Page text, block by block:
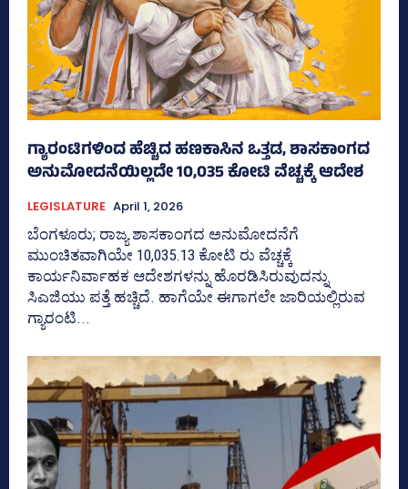
ಗ್ಯಾರಂಟಿಗಳಿಂದ ಹೆಚ್ಚಿದ ಹಣಕಾಸಿನ ಒತ್ತಡ, ಶಾಸಕಾಂಗದ
ಅನುಮೋದನೆಯಿಲ್ಲದೇ 10,035 ಕೋಟಿ ವೆಚ್ಚಕ್ಕೆ ಆದೇಶ
LEGISLATURE April 1, 2026
ಬೆಂಗಳೂರು; ರಾಜ್ಯ ಶಾಸಕಾಂಗದ ಅನುಮೋದನೆಗೆ
ಮುಂಚಿತವಾಗಿಯೇ 10,035.13 ಕೋಟಿ ರು ವೆಚ್ಚಕ್ಕೆ
ಕಾರ್ಯನಿರ್ವಾಹಕ ಆದೇಶಗಳನ್ನು ಹೊರಡಿಸಿರುವುದನ್ನು
ಸಿಎಜಿಯು ಪತ್ತೆ ಹಚ್ಚಿದೆ. ಹಾಗೆಯೇ ಈಗಾಗಲೇ ಜಾರಿಯಲ್ಲಿರುವ
ಗ್ಯಾರಂಟಿ...